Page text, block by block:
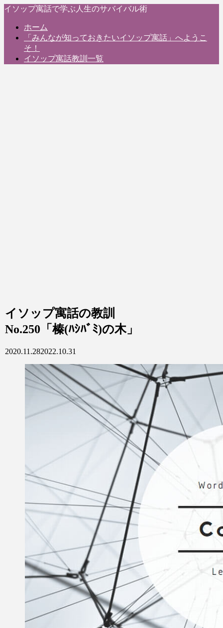
イソップ寓話で学ぶ人生のサバイバル術
ホーム
「みんなが知っておきたいイソップ寓話」へようこ
そ！
イソップ寓話教訓一覧
イソップ寓話の教訓
No.250「榛(ﾊｼﾊﾞﾐ)の木」
2020.11.282022.10.31